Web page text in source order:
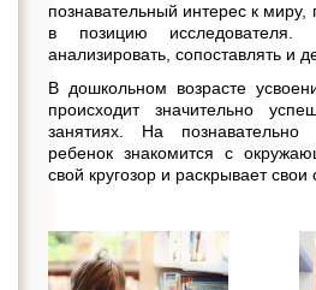
познавательный интерес к миру,
в позицию
анализировать, сопоставлять и
В дошкольном возрасте
происходит значительно
занятиях. На познавательно
ребенок знакомится с
свой кругозор и раскрывает свои